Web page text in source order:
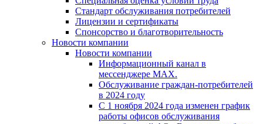
Стандарт обслуживания потребителей
Лицензии и сертификаты
Спонсорство и благотворительность
Новости компании
Новости компании
Информационный канал в
мессенджере MAX.
Обслуживание граждан-потребителей
в 2024 году
С 1 ноября 2024 года изменен график
работы офисов обслуживания